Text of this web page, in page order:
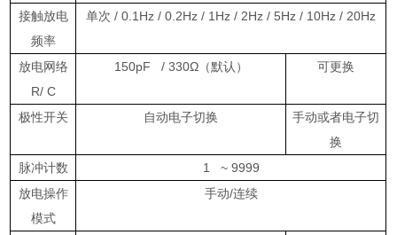
接触放电
频率
单次/ 0.1Hz / 0.2Hz / 1Hz / 2Hz / 5Hz / 10Hz / 20Hz
放电网络
R/ C
150pF / 330Ω（默认） 可更换
极性开关 自动电子切换
手动或者电子切
换
脉冲计数
1 ~ 9999
放电操作
模式
手动/连续